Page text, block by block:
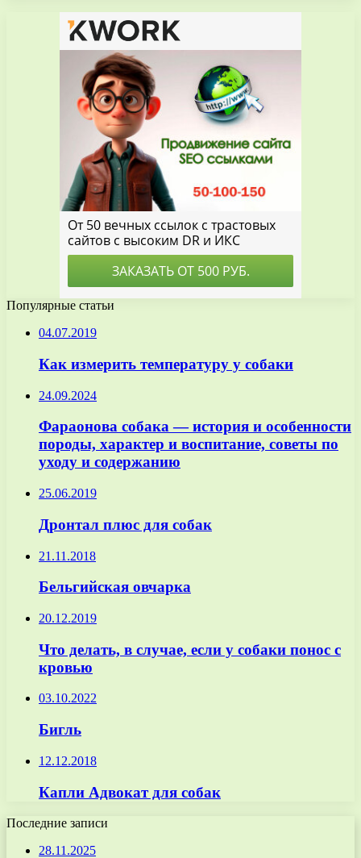
Популярные статьи
04.07.2019
Как измерить температуру у собаки
24.09.2024
Фараонова собака — история и особенности
породы, характер и воспитание, советы по
уходу и содержанию
25.06.2019
Дронтал плюс для собак
21.11.2018
Бельгийская овчарка
20.12.2019
Что делать, в случае, если у собаки понос с
кровью
03.10.2022
Бигль
12.12.2018
Капли Адвокат для собак
Последние записи
28.11.2025